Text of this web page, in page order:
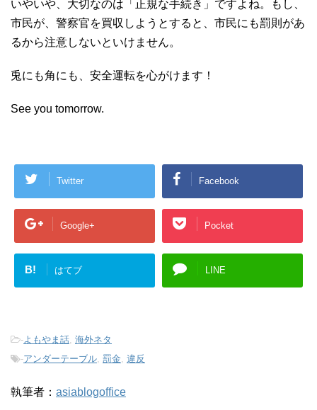
いやいや、大切なのは「正規な手続き」ですよね。もし、
市民が、警察官を買収しようとすると、市民にも罰則があ
るから注意しないといけません。
兎にも角にも、安全運転を心がけます！
See you tomorrow.
Twitter Facebook
Google+ Pocket
B! はてブ LINE
-よもやま話 海外ネタ
-アンダーテーブル 罰金 違反
執筆者： asiablogoffice